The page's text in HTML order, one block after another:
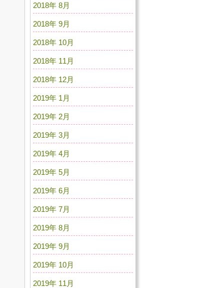
2018年 8月
2018年 9月
2018年 10月
2018年 11月
2018年 12月
2019年 1月
2019年 2月
2019年 3月
2019年 4月
2019年 5月
2019年 6月
2019年 7月
2019年 8月
2019年 9月
2019年 10月
2019年 11月